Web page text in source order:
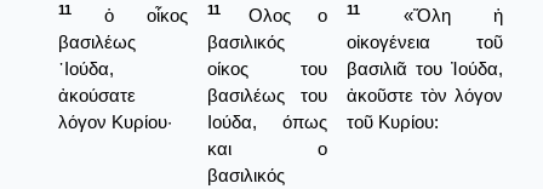
11
ὁ οἶκος
βασιλέως
᾿Ιούδα,
ἀκούσατε
λόγον Κυρίου·
11
Ολος ο
βασιλικός
οίκος του
βασιλέως του
Ιούδα, όπως
και ο
βασιλικός
11
«Ὅλη ἡ
οἰκογένεια τοῦ
βασιλιᾶ του Ἰούδα,
ἀκοῦστε τὸν λόγον
τοῦ Κυρίου: